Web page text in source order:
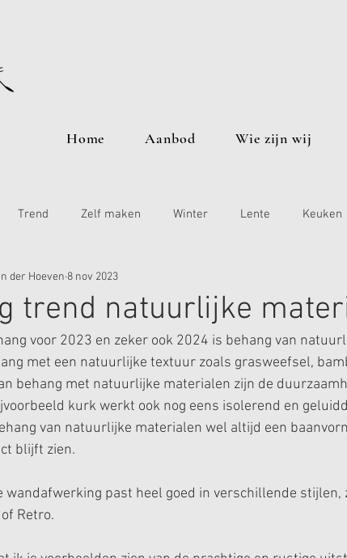
Home Aanbod Wie zijn wij
Trend Zelf maken Winter Lente Keuken
trend natuurlijke
der Hoeven 8 nov 2023
voor 2023 en zeker ook 2024 is behang van
met een natuurlijke textuur zoals grasweefsel,
behang met natuurlijke materialen zijn de
kurk werkt ook nog eens isolerend en
van natuurlijke materialen wel altijd een
blijft zien.
wandafwerking past heel goed in verschillende stijlen,
Retro.